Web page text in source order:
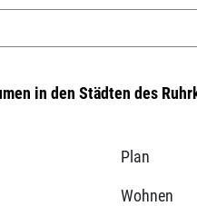
in den Städten des
Plan
Wohnen